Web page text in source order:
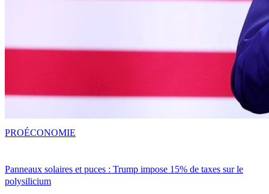
Panneaux solaires et puces : Trump impose 15% de taxes sur le
polysilicium
PROÉCONOMIE